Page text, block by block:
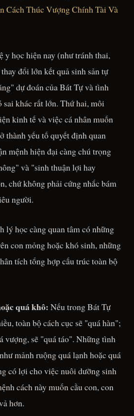
Cách Thúc Vượng Chính Tài Và
y học hiện nay (như tránh thai,
đổi lớn kết quả sinh sản tự
dự đoán của Bát Tự và tình
sai khác rất lớn. Thứ hai, môi
kinh tế và việc cá nhân muốn
thành yếu tố quyết định quan
mệnh hiện đại càng chú trọng
và "sinh thuận lợi hay
chứ không phải cứng nhắc bám
người.
lý học càng quan tâm có những
con mỏng hoặc khó sinh, những
tích tổng hợp cấu trúc toàn bộ
quá khô: Nếu trong Bát Tự
toàn bộ cách cục sẽ "quá hàn";
vượng, sẽ "quá táo". Những tình
mảnh ruộng quá lạnh hoặc quá
có lợi cho việc nuôi dưỡng sinh
cách này muốn cầu con, con
hơn.